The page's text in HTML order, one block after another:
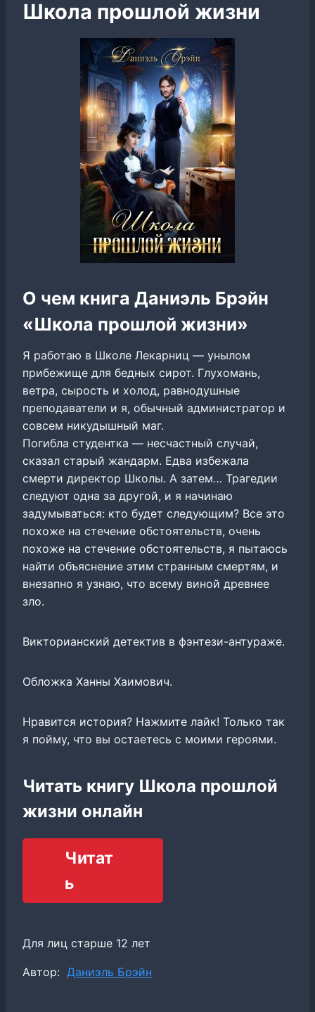
Школа прошлой жизни
О чем книга Даниэль Брэйн
«Школа прошлой жизни»
Я работаю в Школе Лекарниц — унылом
прибежище для бедных сирот. Глухомань,
ветра, сырость и холод, равнодушные
преподаватели и я, обычный администратор и
совсем никудышный маг.
Погибла студентка — несчастный случай,
сказал старый жандарм. Едва избежала
смерти директор Школы. А затем… Трагедии
следуют одна за другой, и я начинаю
задумываться: кто будет следующим? Все это
похоже на стечение обстоятельств, очень
похоже на стечение обстоятельств, я пытаюсь
найти объяснение этим странным смертям, и
внезапно я узнаю, что всему виной древнее
зло.
Викторианский детектив в фэнтези-антураже.
Обложка Ханны Хаимович.
Нравится история? Нажмите лайк! Только так
я пойму, что вы остаетесь с моими героями.
Читать книгу Школа прошлой
жизни онлайн
Читат
ь
Для лиц старше 12 лет
Метки
Автор: Даниэль Брэйн